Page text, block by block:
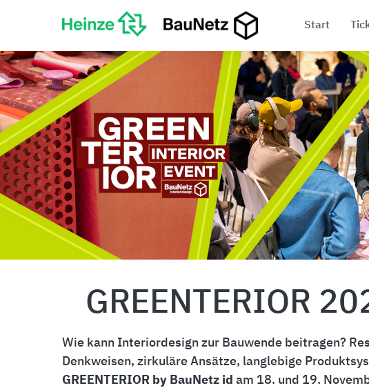
Start
GREENTERIOR
Wie kann Interiordesign zur Bauwende beitragen?
Denkweisen, zirkuläre Ansätze, langlebige
GREENTERIOR by BauNetz id am 18. und 19.